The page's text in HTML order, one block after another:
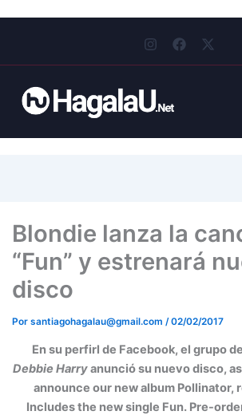
n
r
m
a
-
r
Blondie lanza la
“Fun” y estrenará
disco
Por santiagohagalau@gmail.com /02/02/2017
En su perfirl de Facebook, el grupo
Debbie Harryanunció su nuevo disco,
announce our new album Pollinator,
Includes the new single Fun. Pre-